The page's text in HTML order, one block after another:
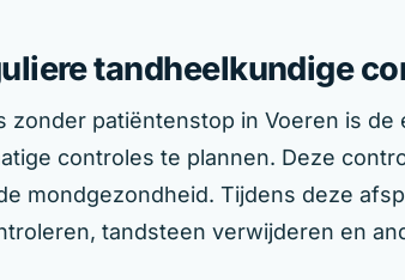
tandheelkundige
zonder patiëntenstop in Voeren is de
controles te plannen. Deze
mondgezondheid. Tijdens deze
tandsteen verwijderen en